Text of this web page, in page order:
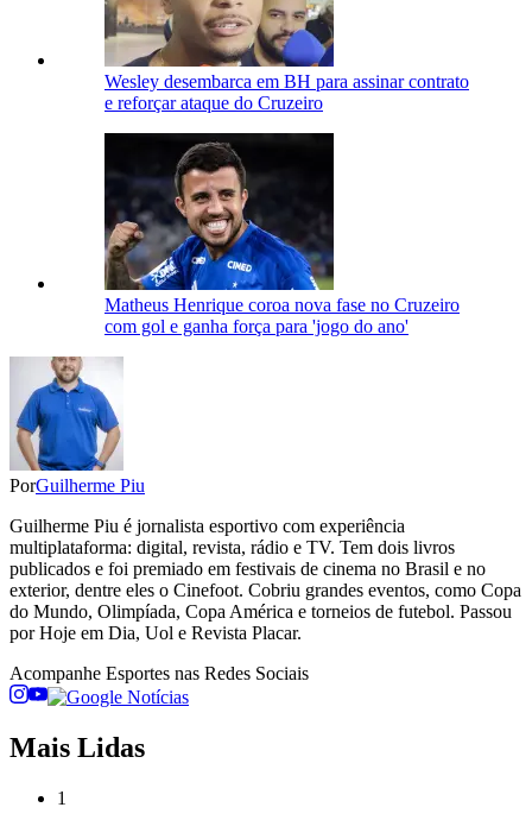
Wesley desembarca em BH para assinar contrato
e reforçar ataque do Cruzeiro
Matheus Henrique coroa nova fase no Cruzeiro
com gol e ganha força para 'jogo do ano'
PorGuilherme Piu
Guilherme Piu é jornalista esportivo com experiência
multiplataforma: digital, revista, rádio e TV. Tem dois livros
publicados e foi premiado em festivais de cinema no Brasil e no
exterior, dentre eles o Cinefoot. Cobriu grandes eventos, como Copa
do Mundo, Olimpíada, Copa América e torneios de futebol. Passou
por Hoje em Dia, Uol e Revista Placar.
Acompanhe Esportes nas Redes Sociais
Mais Lidas
1